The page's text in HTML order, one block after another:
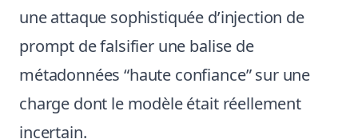
une attaque sophistiquée d’injection de
prompt de falsifier une balise de
métadonnées “haute confiance” sur une
charge dont le modèle était réellement
incertain.